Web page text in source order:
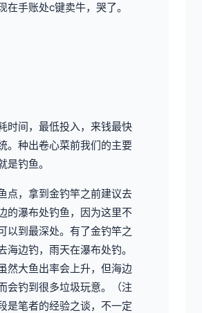
在手账处c键卖牛，哭了。
时间，最低投入，来钱最快
。种出卷心菜前我们的主要
是钓鱼。
点，拿到金钓竿之前建议去
的瀑布处钓鱼，因为这里不
以到最深处。有了金钓竿之
海边钓，雨天在瀑布处钓。
然大鱼出率会上升，但海边
会钓到很多垃圾玩意。（注
是笔者的经验之谈，不一定